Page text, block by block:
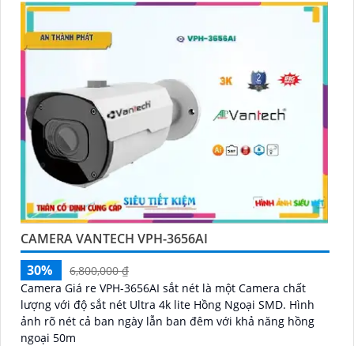
CAMERA VANTECH VPH-3656AI
30%
6,800,000 ₫
Camera Giá re VPH-3656AI sắt nét là một Camera chất
lượng với độ sắt nét Ultra 4k lite Hồng Ngoại SMD. Hình
ảnh rõ nét cả ban ngày lẫn ban đêm với khả năng hồng
ngoại 50m